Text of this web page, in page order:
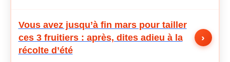
Vous avez jusqu’à fin mars pour tailler
ces 3 fruitiers : après, dites adieu à la
récolte d’été
›